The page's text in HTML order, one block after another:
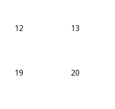
12 13
19 20